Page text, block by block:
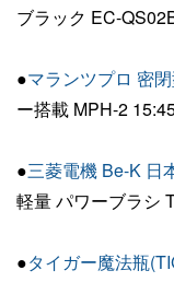
ブラック EC-
●マランツプロ 密
ー搭載 MPH-2
●三菱電機 Be-K 日
軽量 パワーブラシ
●タイガー魔法瓶